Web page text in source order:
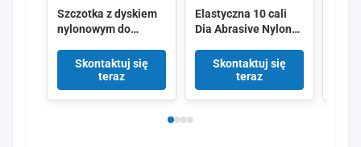
Szczotka z dyskiem
nylonowym do
samochodowego
Skontaktuj się
teraz
Elastyczna 10 cali
Dia Abrasive Nylon
Machine ATB Turbo
Cleaning Brush
Skontaktuj się
teraz